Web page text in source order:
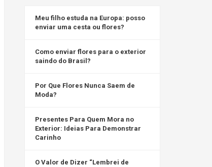
Meu filho estuda na Europa: posso
enviar uma cesta ou flores?
Como enviar flores para o exterior
saindo do Brasil?
Por Que Flores Nunca Saem de
Moda?
Presentes Para Quem Mora no
Exterior: Ideias Para Demonstrar
Carinho
O Valor de Dizer “Lembrei de